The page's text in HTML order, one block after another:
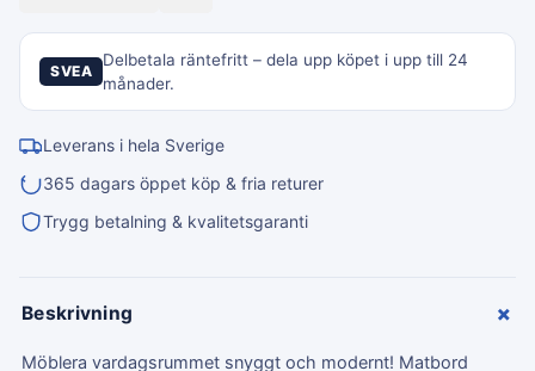
SVEA
Delbetala räntefritt – dela upp köpet i upp till 24
månader.
Leverans i hela Sverige
365 dagars öppet köp & fria returer
Trygg betalning & kvalitetsgaranti
Beskrivning +
Möblera vardagsrummet snyggt och modernt! Matbord